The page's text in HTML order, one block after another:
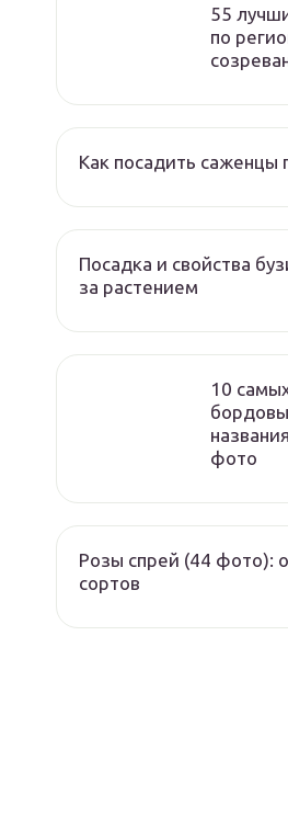
55
по
Как посадить саженцы
Посадка и свойства
за растением
10
фото
Розы спрей (44 фото):
сортов